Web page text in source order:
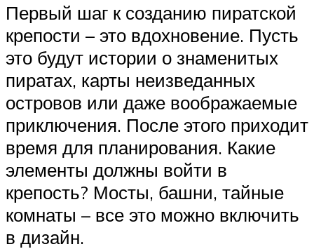
Первый шаг к созданию пиратской
крепости – это вдохновение. Пусть
это будут истории о знаменитых
пиратах, карты неизведанных
островов или даже воображаемые
приключения. После этого приходит
время для планирования. Какие
элементы должны войти в
крепость? Мосты, башни, тайные
комнаты – все это можно включить
в дизайн.